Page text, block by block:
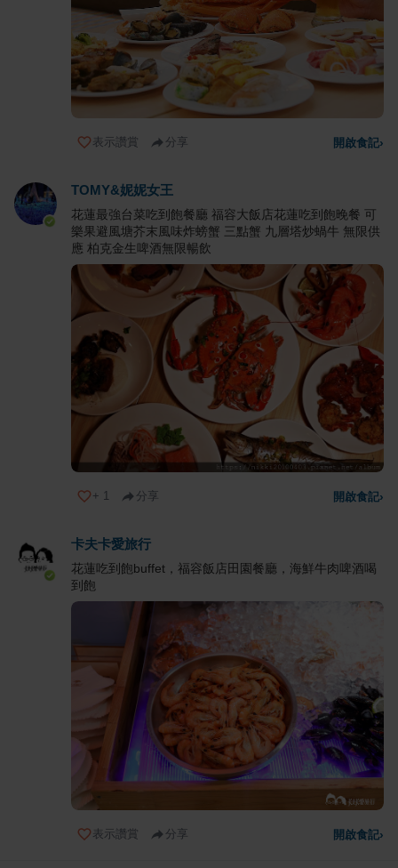
表示讚賞 分享 開啟食記›
TOMY&妮妮女王
花蓮最強台菜吃到飽餐廳 福容大飯店花蓮吃到飽晚餐 可
樂果避風塘芥末風味炸螃蟹 三點蟹 九層塔炒蝸牛 無限供
應 柏克金生啤酒無限暢飲
+ 1 分享 開啟食記›
卡夫卡愛旅行
花蓮吃到飽buffet，福容飯店田園餐廳，海鮮牛肉啤酒喝
到飽
表示讚賞 分享 開啟食記›